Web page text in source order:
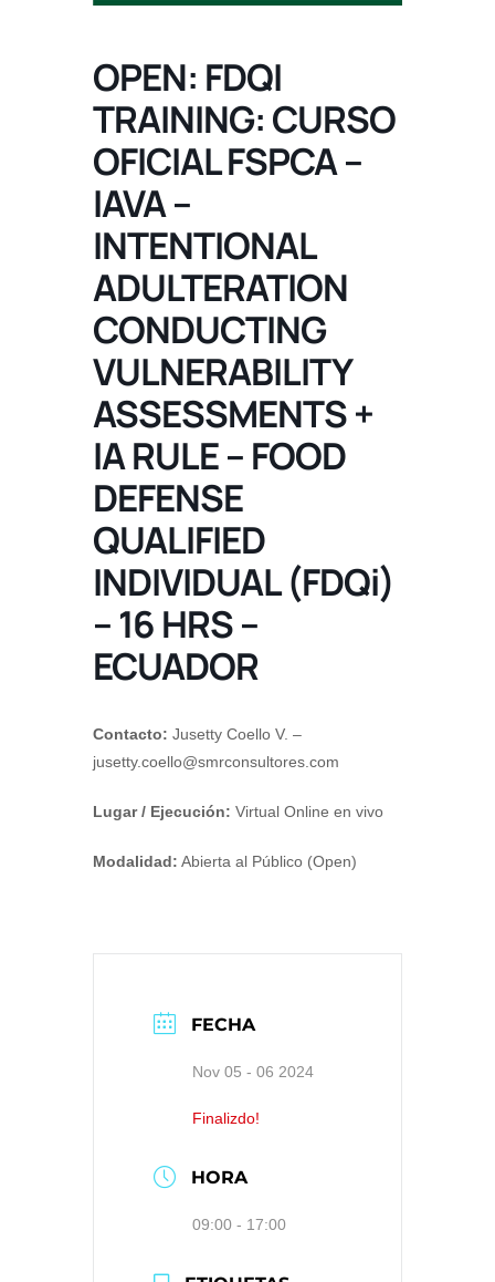
OPEN: FDQI
TRAINING: CURSO
OFICIAL FSPCA –
IAVA –
INTENTIONAL
ADULTERATION
CONDUCTING
VULNERABILITY
ASSESSMENTS +
IA RULE – FOOD
DEFENSE
QUALIFIED
INDIVIDUAL (FDQi)
– 16 HRS –
ECUADOR
Contacto: Jusetty Coello V. –
jusetty.coello@smrconsultores.com
Lugar / Ejecución: Virtual Online en vivo
Modalidad: Abierta al Público (Open)
FECHA
Nov 05 - 06 2024
Finalizdo!
HORA
09:00 - 17:00